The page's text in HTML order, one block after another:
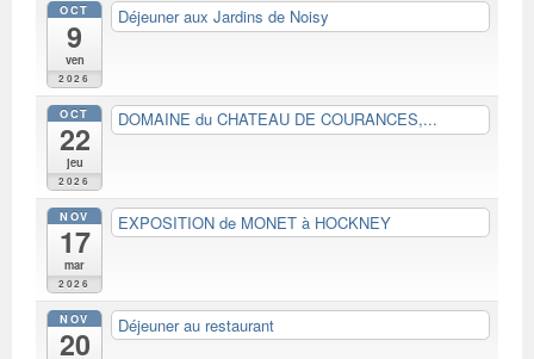
OCT
9
ven
2026
Déjeuner aux Jardins de Noisy
OCT
22
jeu
2026
DOMAINE du CHATEAU DE COURANCES,...
NOV
17
mar
2026
EXPOSITION de MONET à HOCKNEY
NOV
20
Déjeuner au restaurant